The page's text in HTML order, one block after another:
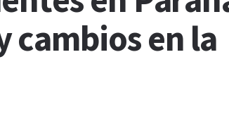
cambios en la